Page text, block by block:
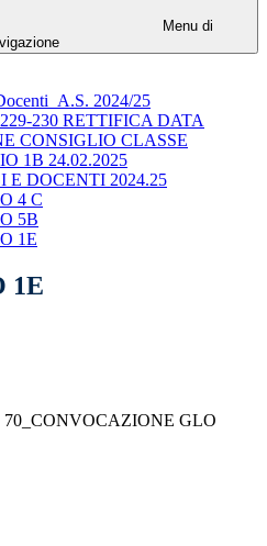
Menu di
2024/25
230 RETTIFICA DATA
CONSIGLIO CLASSE
1B 24.02.2025
E DOCENTI 2024.25
4 C
5B
1E
1E
70_CONVOCAZIONE GLO